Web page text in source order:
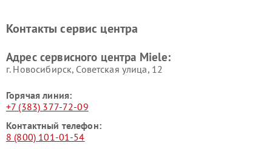
Miele
Miele
пылесосов Miele
Контакты сервис центра
Адрес сервисного центра Miele:
г. Новосибирск, Советская улица, 12
Горячая линия:
+7 (383) 377-72-09
Контактный телефон:
8 (800) 101-01-54